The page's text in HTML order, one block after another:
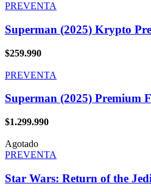
PREVENTA
Superman (2025) Krypto
$259.990
PREVENTA
Superman (2025) Premium
$1.299.990
Agotado
PREVENTA
Star Wars: Return of the